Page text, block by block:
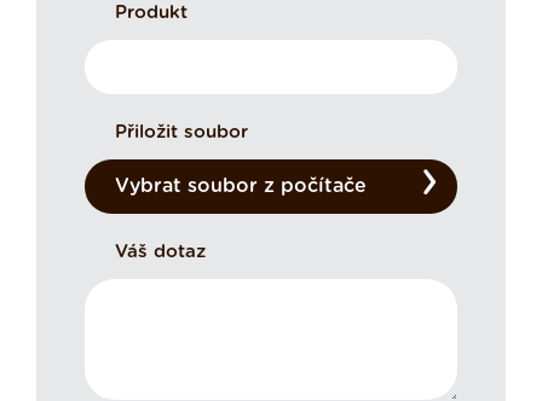
Produkt
Přiložit soubor
Vybrat soubor z počítače
Váš dotaz